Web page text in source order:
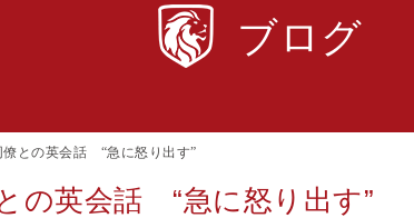
ブログ
僚との英会話 “急に怒り出す”
の英会話 “急に怒り出す”